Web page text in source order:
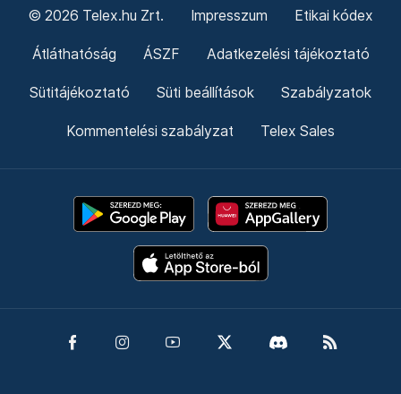
© 2026 Telex.hu Zrt. Impresszum Etikai kódex
Átláthatóság ÁSZF Adatkezelési tájékoztató
Sütitájékoztató Süti beállítások Szabályzatok
Kommentelési szabályzat Telex Sales